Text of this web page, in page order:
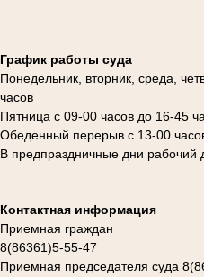
График работы суда
Понедельник, вторник, среда,
часов
Пятница с 09-00 часов до 16-45
Обеденный перерыв с 13-00
В предпраздничные дни рабочий
Контактная информация
Приемная граждан
8(86361)5-55-47
Приемная председателя суда